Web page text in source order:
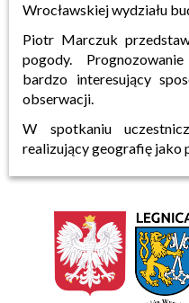
Wrocławskiej wydziału
Piotr Marczuk
pogody.
bardzo interesujący
obserwacji.
W spotkaniu
realizujący geografię jako